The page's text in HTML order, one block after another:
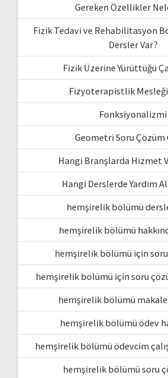
Gereken Özellikler
Fizik Tedavi ve Rehabilitasyon
Dersler Var?
Fizik Üzerine Yürüttüğü
Fizyoterapistlik
Fonksiyonalizmi
Geometri Soru Çözüm
Hangi Branşlarda Hizmet
Hangi Derslerde Yardım
hemşirelik bölümü
hemşirelik bölümü
hemşirelik bölümü için
hemşirelik bölümü için soru
hemşirelik bölümü makale
hemşirelik bölümü ödev
hemşirelik bölümü ödevcim
hemşirelik bölümü soru